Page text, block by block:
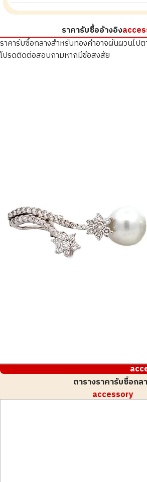
ราคารับซื้ออ้างอิง
ราคารับซื้อกลางสำหรับทองคำอาจผันผวนไปต
โปรดติดต่อสอบถามหากมีข้อสงสัย
ตารางราคารับซื้อกล
accessory